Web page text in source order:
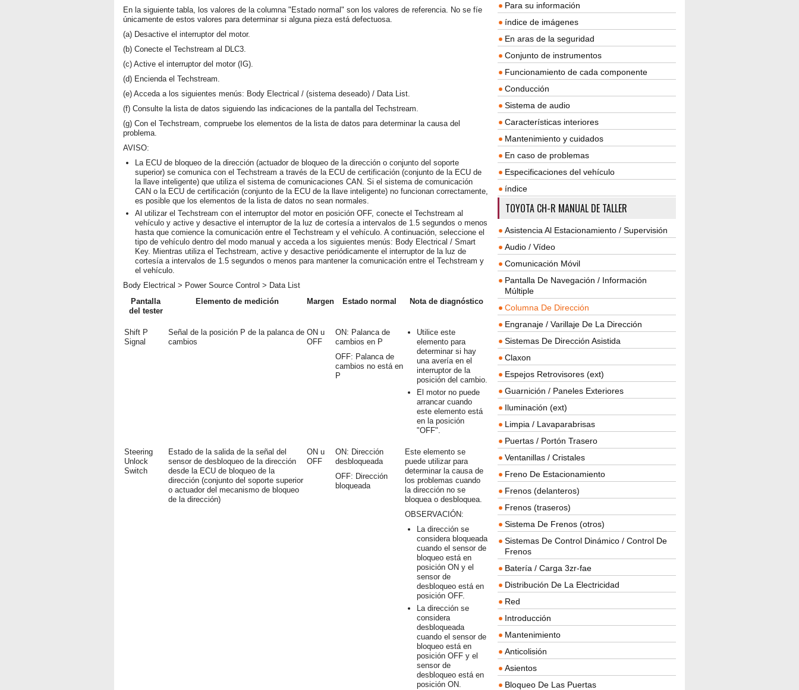
En la siguiente tabla, los valores de la columna "Estado normal" son los valores de referencia. No se fíe
únicamente de estos valores para determinar si alguna pieza está defectuosa.
(a) Desactive el interruptor del motor.
(b) Conecte el Techstream al DLC3.
(c) Active el interruptor del motor (IG).
(d) Encienda el Techstream.
(e) Acceda a los siguientes menús: Body Electrical / (sistema deseado) / Data List.
(f) Consulte la lista de datos siguiendo las indicaciones de la pantalla del Techstream.
(g) Con el Techstream, compruebe los elementos de la lista de datos para determinar la causa del
problema.
AVISO:
La ECU de bloqueo de la dirección (actuador de bloqueo de la dirección o conjunto del soporte
superior) se comunica con el Techstream a través de la ECU de certificación (conjunto de la ECU de
la llave inteligente) que utiliza el sistema de comunicaciones CAN. Si el sistema de comunicación
CAN o la ECU de certificación (conjunto de la ECU de la llave inteligente) no funcionan correctamente,
es posible que los elementos de la lista de datos no sean normales.
Al utilizar el Techstream con el interruptor del motor en posición OFF, conecte el Techstream al
vehículo y active y desactive el interruptor de la luz de cortesía a intervalos de 1.5 segundos o menos
hasta que comience la comunicación entre el Techstream y el vehículo. A continuación, seleccione el
tipo de vehículo dentro del modo manual y acceda a los siguientes menús: Body Electrical / Smart
Key. Mientras utiliza el Techstream, active y desactive periódicamente el interruptor de la luz de
cortesía a intervalos de 1.5 segundos o menos para mantener la comunicación entre el Techstream y
el vehículo.
Body Electrical > Power Source Control > Data List
Pantalla
del tester
Elemento de medición Margen Estado normal Nota de diagnóstico
Shift P
Signal
Señal de la posición P de la palanca de
cambios
ON u
OFF
ON: Palanca de
cambios en P
OFF: Palanca de
cambios no está en
P
Utilice este
elemento para
determinar si hay
una avería en el
interruptor de la
posición del cambio.
El motor no puede
arrancar cuando
este elemento está
en la posición
"OFF".
Steering
Unlock
Switch
Estado de la salida de la señal del
sensor de desbloqueo de la dirección
desde la ECU de bloqueo de la
dirección (conjunto del soporte superior
o actuador del mecanismo de bloqueo
de la dirección)
ON u
OFF
ON: Dirección
desbloqueada
OFF: Dirección
bloqueada
Este elemento se
puede utilizar para
determinar la causa de
los problemas cuando
la dirección no se
bloquea o desbloquea.
OBSERVACIÓN:
La dirección se
considera bloqueada
cuando el sensor de
bloqueo está en
posición ON y el
sensor de
desbloqueo está en
posición OFF.
La dirección se
considera
desbloqueada
cuando el sensor de
bloqueo está en
posición OFF y el
sensor de
desbloqueo está en
posición ON.
Para su información
índice de imágenes
En aras de la seguridad
Conjunto de instrumentos
Funcionamiento de cada componente
Conducción
Sistema de audio
Características interiores
Mantenimiento y cuidados
En caso de problemas
Especificaciones del vehículo
índice
TOYOTA CH-R MANUAL DE TALLER
Asistencia Al Estacionamiento / Supervisión
Audio / Vídeo
Comunicación Móvil
Pantalla De Navegación / Información
Múltiple
Columna De Dirección
Engranaje / Varillaje De La Dirección
Sistemas De Dirección Asistida
Claxon
Espejos Retrovisores (ext)
Guarnición / Paneles Exteriores
Iluminación (ext)
Limpia / Lavaparabrisas
Puertas / Portón Trasero
Ventanillas / Cristales
Freno De Estacionamiento
Frenos (delanteros)
Frenos (traseros)
Sistema De Frenos (otros)
Sistemas De Control Dinámico / Control De
Frenos
Batería / Carga 3zr-fae
Distribución De La Electricidad
Red
Introducción
Mantenimiento
Anticolisión
Asientos
Bloqueo De Las Puertas